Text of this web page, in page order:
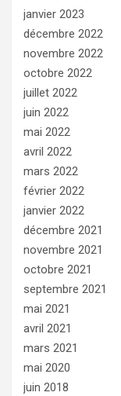
janvier 2023
décembre 2022
novembre 2022
octobre 2022
juillet 2022
juin 2022
mai 2022
avril 2022
mars 2022
février 2022
janvier 2022
décembre 2021
novembre 2021
octobre 2021
septembre 2021
mai 2021
avril 2021
mars 2021
mai 2020
juin 2018